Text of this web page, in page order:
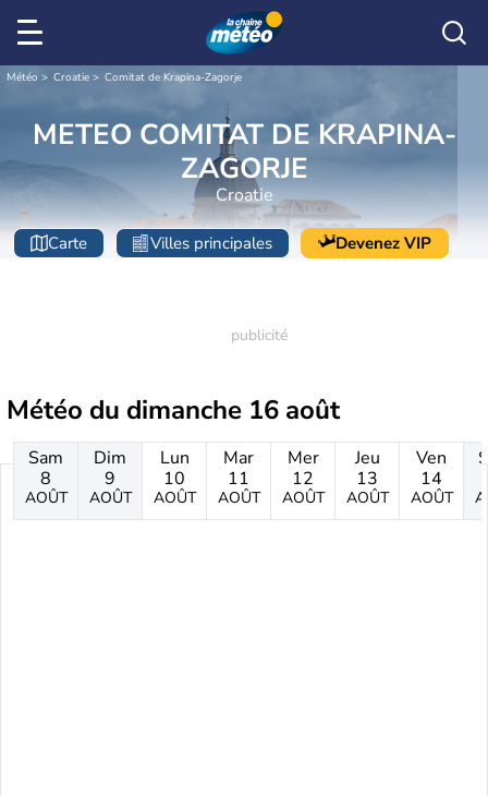
Météo Croatie Comitat de Krapina-Zagorje
METEO COMITAT DE KRAPINA-
ZAGORJE
Croatie
Carte Villes principales Devenez VIP
Météo du dimanche 16 août
Sam
8
AOÛT
Dim
9
AOÛT
Lun
10
AOÛT
Mar
11
AOÛT
Mer
12
AOÛT
Jeu
13
AOÛT
Ven
14
AOÛT